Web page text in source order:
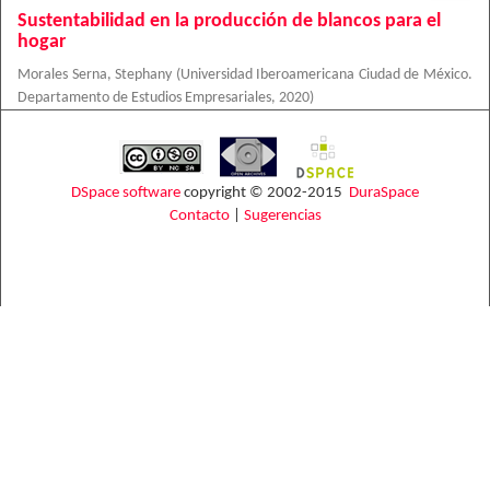
Sustentabilidad en la producción de blancos para el
hogar
Morales Serna, Stephany (Universidad Iberoamericana Ciudad de México.
Departamento de Estudios Empresariales, 2020)
DSpace software copyright © 2002-2015 DuraSpace
Contacto| Sugerencias